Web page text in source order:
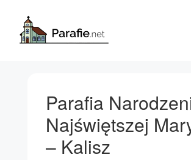
Parafia
Najświętszej
– Kalisz